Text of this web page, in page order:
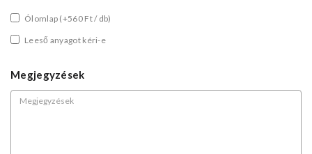
Ólomlap (+560 Ft / db)
Leeső anyagot kéri-e
Megjegyzések